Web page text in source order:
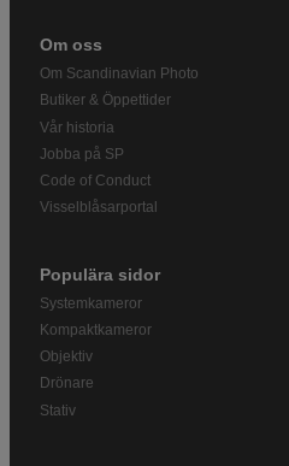
Om oss
Om Scandinavian Photo
Butiker & Öppettider
Vår historia
Jobba på SP
Code of Conduct
Visselblåsarportal
Populära sidor
Systemkameror
Kompaktkameror
Objektiv
Drönare
Stativ